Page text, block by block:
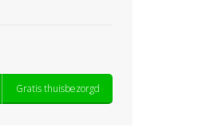
Gratis thuisbezorgd